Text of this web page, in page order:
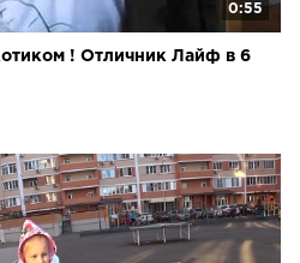
0:55
! Отличник Лайф в 6